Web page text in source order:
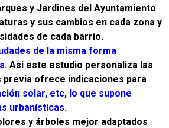
y Jardines del Ayuntamiento
y sus cambios en cada zona y
de cada barrio.
de la misma forma
. Asi este estudio personaliza las
previa ofrece indicaciones para
solar, etc, lo que supone
urbanísticas.
y árboles mejor adaptados